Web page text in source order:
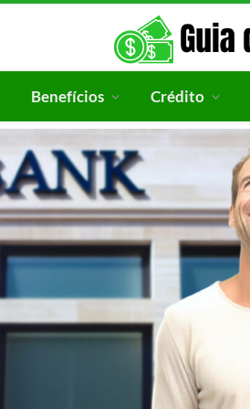
Benefícios Crédito